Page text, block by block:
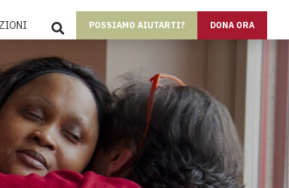
POSSIAMO AIUTARTI? DONA ORA